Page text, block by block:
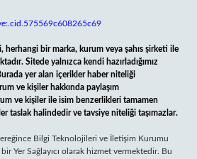
herhangi bir marka, kurum veya şahıs şirketi ile
Sitede yalnızca kendi hazırladığımız
yer alan içerikler haber niteliği
ve kişiler hakkında paylaşım
ve kişiler ile isim benzerlikleri tamamen
taslak halindedir ve tavsiye niteliği taşımazlar.
Bilgi Teknolojileri ve İletişim Kurumu
Yer Sağlayıcı olarak hizmet vermektedir. Bu